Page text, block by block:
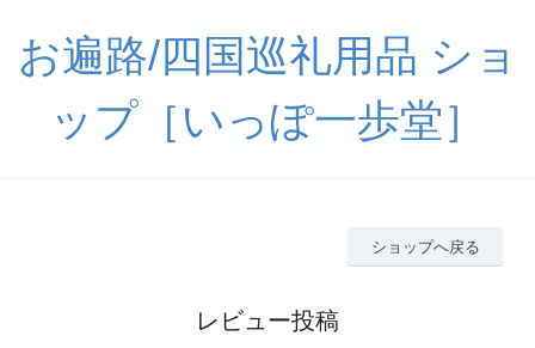
お遍路/四国巡礼用品 ショ
ップ［いっぽ一歩堂］
ショップへ戻る
レビュー投稿